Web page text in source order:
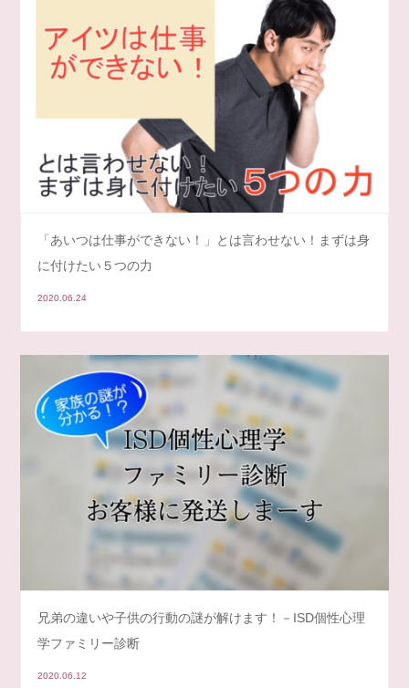
「あいつは仕事ができない！」とは言わせない！まずは身
に付けたい５つの力
2020.06.24
兄弟の違いや子供の行動の謎が解けます！－ISD個性心理
学ファミリー診断
2020.06.12